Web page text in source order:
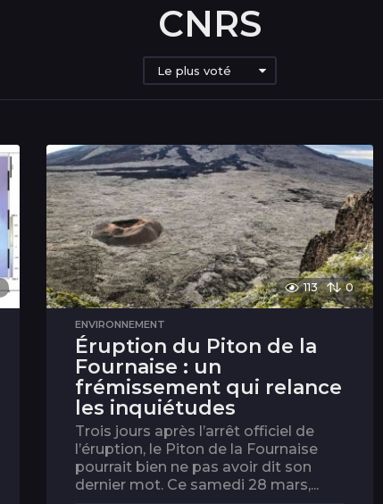
CNRS
Le plus voté
113 0
ENVIRONNEMENT
Éruption du Piton de la
Fournaise : un
frémissement qui relance
les inquiétudes
Trois jours après l’arrêt officiel de
l’éruption, le Piton de la Fournaise
pourrait bien ne pas avoir dit son
dernier mot. Ce samedi 28 mars,...